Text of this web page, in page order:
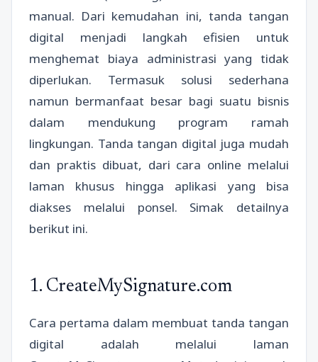
manual. Dari kemudahan ini, tanda tangan
digital menjadi langkah efisien untuk
menghemat biaya administrasi yang tidak
diperlukan. Termasuk solusi sederhana
namun bermanfaat besar bagi suatu bisnis
dalam mendukung program ramah
lingkungan. Tanda tangan digital juga mudah
dan praktis dibuat, dari cara online melalui
laman khusus hingga aplikasi yang bisa
diakses melalui ponsel. Simak detailnya
berikut ini.
1. CreateMySignature.com
Cara pertama dalam membuat tanda tangan
digital adalah melalui laman